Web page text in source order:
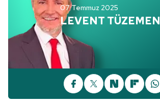
07 Temmuz 2025
LEVENT TÜZEMEN